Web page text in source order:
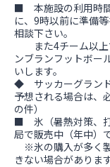
■ 本施設の利用時間
に、9時以前に準備
相談下さい。
また4チーム以上
ンブランフットボー
いします。
◆ サッカーグランド
予想される場合は、
の件）
■ 氷（暑熱対策、打
局で販売中（年中）
※氷の購入が多く
きない場合がありま